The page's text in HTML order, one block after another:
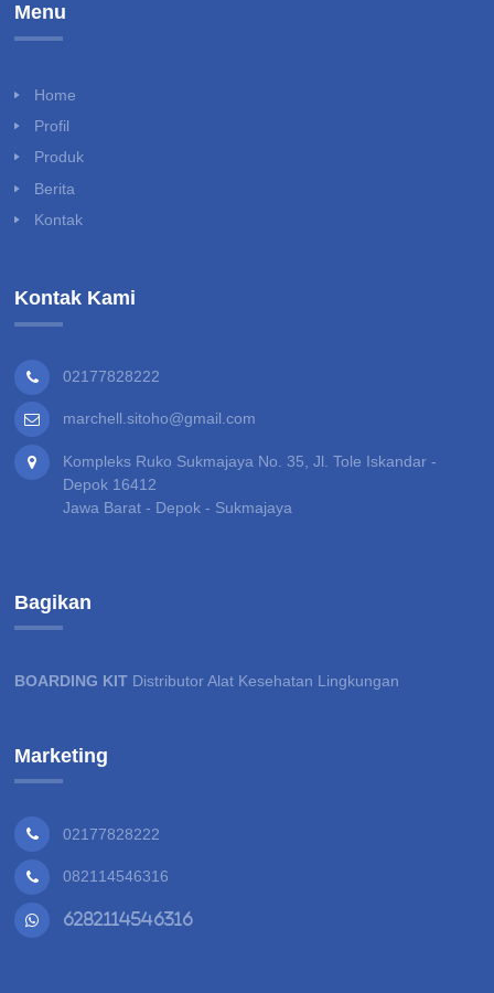
Menu
Home
Profil
Produk
Berita
Kontak
Kontak Kami
02177828222
marchell.sitoho@gmail.com
Kompleks Ruko Sukmajaya No. 35, Jl. Tole Iskandar -
Depok 16412
Jawa Barat - Depok - Sukmajaya
Bagikan
BOARDING KIT Distributor Alat Kesehatan Lingkungan
Marketing
02177828222
082114546316
6282114546316